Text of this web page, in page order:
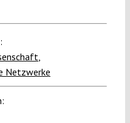
,
Netzwerke